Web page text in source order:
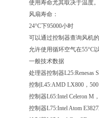
使用寿命尤其取决于温度。
风扇寿命：
24°C下95000小时
可以通过控制器查询风机
允许使用循环空气在55°C
一般技术数据
处理器控制器L25:Renesas
控制L45:AMD LX800，
控制器L65:Intel Celeron M
控制器L75:Intel Atom